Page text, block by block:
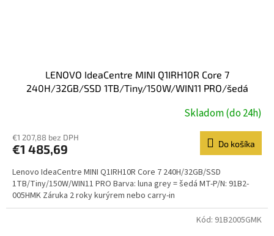
LENOVO IdeaCentre MINI Q1IRH10R Core 7
240H/32GB/SSD 1TB/Tiny/150W/WIN11 PRO/šedá
Skladom (do 24h)
€1 207,88 bez DPH
€1 485,69 Do košíka
Lenovo IdeaCentre MINI Q1IRH10R Core 7 240H/32GB/SSD
1TB/Tiny/150W/WIN11 PRO Barva: luna grey = šedá MT-P/N: 91B2-
005HMK Záruka 2 roky kurýrem nebo carry-in
Kód: 91B2005GMK